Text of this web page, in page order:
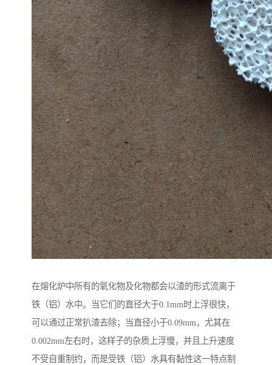
在熔化炉中所有的氧化物及化物都会以渣的形式流离于
铁（铝）水中。当它们的直径大于0.1mm时上浮很快，
可以通过正常扒渣去除；当直径小于0.09mm，尤其在
0.002mm左右时，这样子的杂质上浮慢，并且上升速度
不受自重制约，而是受铁（铝）水具有黏性这一特点制